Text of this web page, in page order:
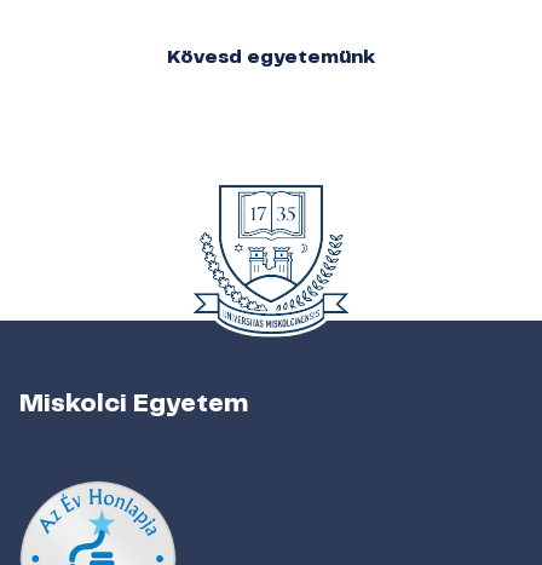
Kövesd egyetemünk
Miskolci Egyetem